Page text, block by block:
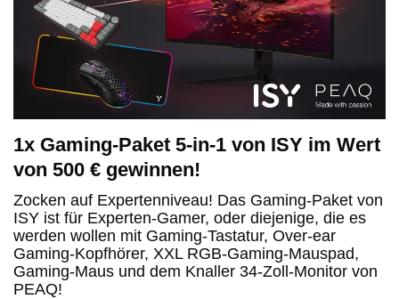
1x Gaming-Paket 5-in-1 von ISY im Wert
von 500 € gewinnen!
Zocken auf Expertenniveau! Das Gaming-Paket von
ISY ist für Experten-Gamer, oder diejenige, die es
werden wollen mit Gaming-Tastatur, Over-ear
Gaming-Kopfhörer, XXL RGB-Gaming-Mauspad,
Gaming-Maus und dem Knaller 34-Zoll-Monitor von
PEAQ!